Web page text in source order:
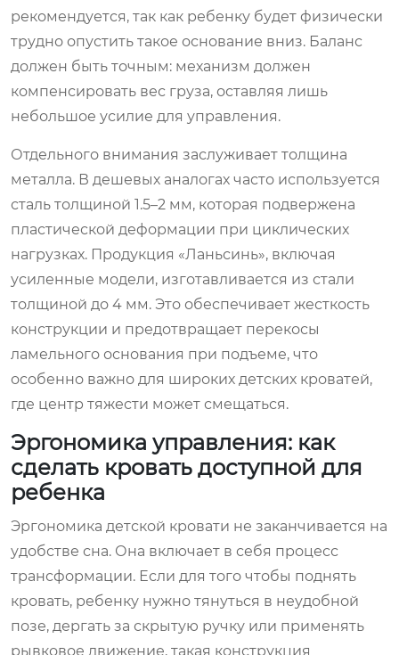
рекомендуется, так как ребенку будет физически
трудно опустить такое основание вниз. Баланс
должен быть точным: механизм должен
компенсировать вес груза, оставляя лишь
небольшое усилие для управления.
Отдельного внимания заслуживает толщина
металла. В дешевых аналогах часто используется
сталь толщиной 1.5–2 мм, которая подвержена
пластической деформации при циклических
нагрузках. Продукция «Ланьсинь», включая
усиленные модели, изготавливается из стали
толщиной до 4 мм. Это обеспечивает жесткость
конструкции и предотвращает перекосы
ламельного основания при подъеме, что
особенно важно для широких детских кроватей,
где центр тяжести может смещаться.
Эргономика управления: как
сделать кровать доступной для
ребенка
Эргономика детской кровати не заканчивается на
удобстве сна. Она включает в себя процесс
трансформации. Если для того чтобы поднять
кровать, ребенку нужно тянуться в неудобной
позе, дергать за скрытую ручку или применять
рывковое движение, такая конструкция